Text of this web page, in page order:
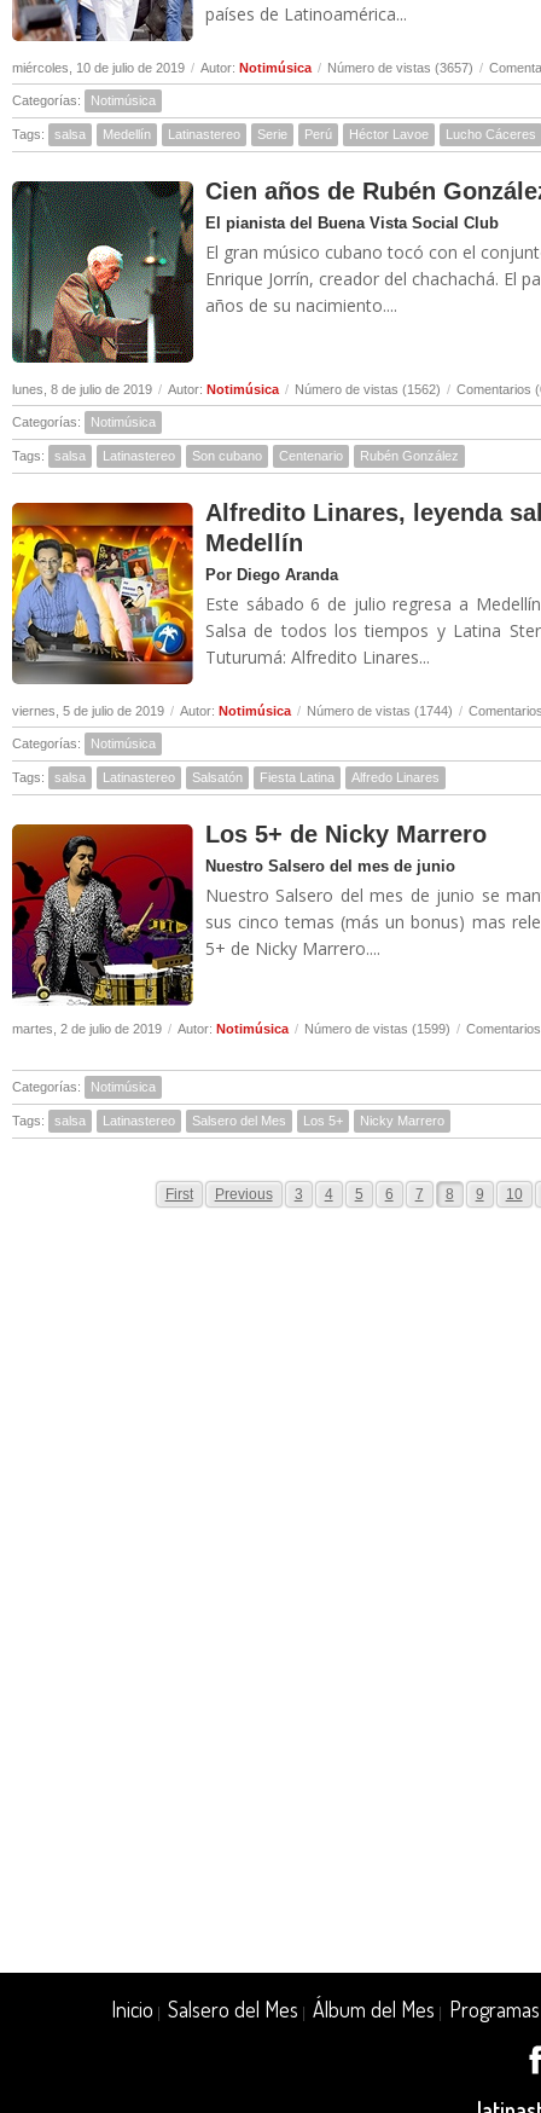
países de Latinoamérica...
miércoles, 10 de julio de 2019 / Autor: Notimúsica / Número de vistas (3657) /
Categorías: Notimúsica
Tags: salsa Medellín Latinastereo Serie Perú Héctor Lavoe Lucho Cáceres
Cien años de Rubén
El pianista del Buena Vista Social Club
El gran músico cubano tocó con el
Enrique Jorrín, creador del chachachá. El
años de su nacimiento....
lunes, 8 de julio de 2019 / Autor: Notimúsica / Número de vistas (1562) / Comentarios
Categorías: Notimúsica
Tags: salsa Latinastereo Son cubano Centenario Rubén González
Alfredito Linares, leyenda
Medellín
Por Diego Aranda
Este sábado 6 de julio regresa a
Salsa de todos los tiempos y Latina
Tuturumá: Alfredito Linares...
viernes, 5 de julio de 2019 / Autor: Notimúsica / Número de vistas (1744) /
Categorías: Notimúsica
Tags: salsa Latinastereo Salsatón Fiesta Latina Alfredo Linares
Los 5+ de Nicky Marrero
Nuestro Salsero del mes de junio
Nuestro Salsero del mes de junio se
sus cinco temas (más un bonus) mas
5+ de Nicky Marrero....
martes, 2 de julio de 2019 / Autor: Notimúsica / Número de vistas (1599) /
Categorías: Notimúsica
Tags: salsa Latinastereo Salsero del Mes Los 5+ Nicky Marrero
First Previous 3 4 5 6 7 8 9 10
Inicio |Salsero del Mes |Álbum del Mes Programas